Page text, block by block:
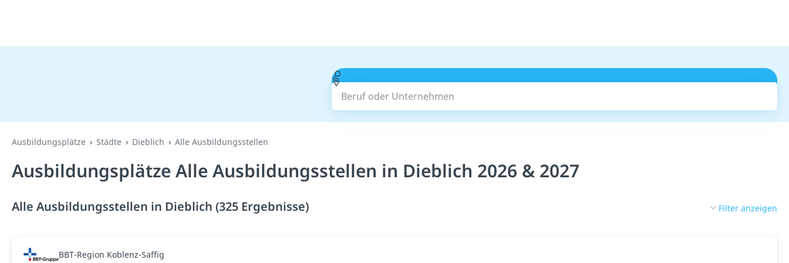
Beruf oder Unternehmen
Ausbildungsplätze Städte Dieblich Alle Ausbildungsstellen
Ausbildungsplätze Alle Ausbildungsstellen in Dieblich 2026 & 2027
Alle Ausbildungsstellen in Dieblich (325 Ergebnisse) Filter anzeigen
BBT-Region Koblenz-Saffig